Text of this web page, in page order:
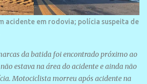
acidente em rodovia; polícia suspeita de
da batida foi encontrado próximo ao
estava na área do acidente e ainda não
Motociclista morreu após acidente na